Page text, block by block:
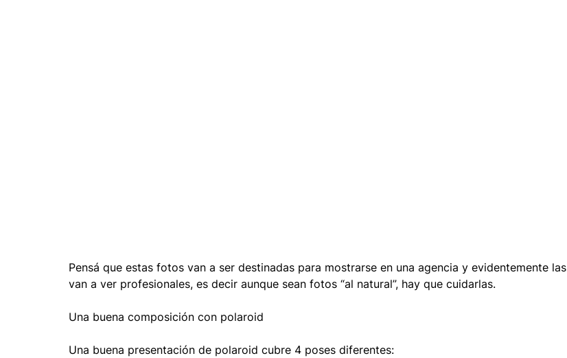
Pensá que estas fotos van a ser destinadas para mostrarse en una agencia y evidentemente las
van a ver profesionales, es decir aunque sean fotos “al natural”, hay que cuidarlas.
Una buena composición con polaroid
Una buena presentación de polaroid cubre 4 poses diferentes: